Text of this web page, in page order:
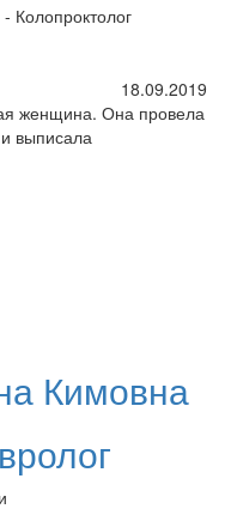
Колопроктолог
18.09.2019
женщина. Она провела
выписала
Кимовна